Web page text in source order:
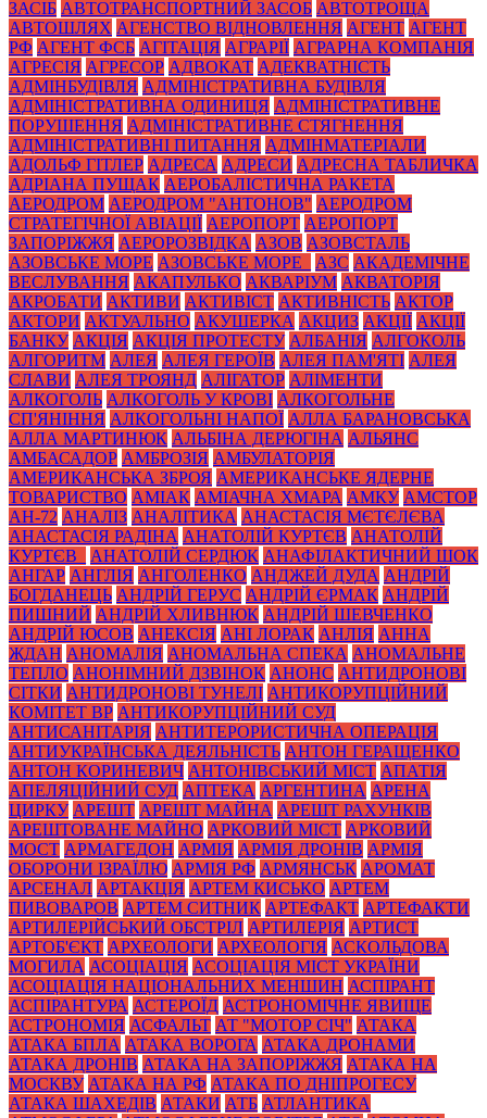
ЗАСІБ АВТОТРАНСПОРТНИЙ ЗАСОБ АВТОТРОЩА
АВТОШЛЯХ АГЕНСТВО ВІДНОВЛЕННЯ АГЕНТ АГЕНТ
РФ АГЕНТ ФСБ АГІТАЦІЯ АГРАРІЇ АГРАРНА КОМПАНІЯ
АГРЕСІЯ АГРЕСОР АДВОКАТ АДЕКВАТНІСТЬ
АДМІНБУДІВЛЯ АДМІНІСТРАТИВНА БУДІВЛЯ
АДМІНІСТРАТИВНА ОДИНИЦЯ АДМІНІСТРАТИВНЕ
ПОРУШЕННЯ АДМІНІСТРАТИВНЕ СТЯГНЕННЯ
АДМІНІСТРАТИВНІ ПИТАННЯ АДМІНМАТЕРІАЛИ
АДОЛЬФ ГІТЛЕР АДРЕСА АДРЕСИ АДРЕСНА ТАБЛИЧКА
АДРІАНА ПУЩАК АЕРОБАЛІСТИЧНА РАКЕТА
АЕРОДРОМ АЕРОДРОМ "АНТОНОВ" АЕРОДРОМ
СТРАТЕГІЧНОЇ АВІАЦІЇ АЕРОПОРТ АЕРОПОРТ
ЗАПОРІЖЖЯ АЕРОРОЗВІДКА АЗОВ АЗОВСТАЛЬ
АЗОВСЬКЕ МОРЕ АЗОВСЬКЕ МОРЕ_ АЗС АКАДЕМІЧНЕ
ВЕСЛУВАННЯ АКАПУЛЬКО АКВАРІУМ АКВАТОРІЯ
АКРОБАТИ АКТИВИ АКТИВІСТ АКТИВНІСТЬ АКТОР
АКТОРИ АКТУАЛЬНО АКУШЕРКА АКЦИЗ АКЦІЇ АКЦІЇ
БАНКУ АКЦІЯ АКЦІЯ ПРОТЕСТУ АЛБАНІЯ АЛГОКОЛЬ
АЛГОРИТМ АЛЕЯ АЛЕЯ ГЕРОЇВ АЛЕЯ ПАМ'ЯТІ АЛЕЯ
СЛАВИ АЛЕЯ ТРОЯНД АЛІГАТОР АЛІМЕНТИ
АЛКОГОЛЬ АЛКОГОЛЬ У КРОВІ АЛКОГОЛЬНЕ
СП'ЯНІННЯ АЛКОГОЛЬНІ НАПОЇ АЛЛА БАРАНОВСЬКА
АЛЛА МАРТИНЮК АЛЬБІНА ДЕРЮГІНА АЛЬЯНС
АМБАСАДОР АМБРОЗІЯ АМБУЛАТОРІЯ
АМЕРИКАНСЬКА ЗБРОЯ АМЕРИКАНСЬКЕ ЯДЕРНЕ
ТОВАРИСТВО АМІАК АМІАЧНА ХМАРА АМКУ АМСТОР
АН-72 АНАЛІЗ АНАЛІТИКА АНАСТАСІЯ МЄТЄЛЄВА
АНАСТАСІЯ РАДІНА АНАТОЛІЙ КУРТЄВ АНАТОЛІЙ
КУРТЄВ_
АНАТОЛІЙ СЕРДЮК АНАФІЛАКТИЧНИЙ ШОК
АНГАР АНГЛІЯ АНГОЛЕНКО АНДЖЕЙ ДУДА АНДРІЙ
БОГДАНЕЦЬ АНДРІЙ ГЕРУС АНДРІЙ ЄРМАК АНДРІЙ
ПИШНИЙ АНДРІЙ ХЛИВНЮК АНДРІЙ ШЕВЧЕНКО
АНДРІЙ ЮСОВ АНЕКСІЯ АНІ ЛОРАК АНЛІЯ АННА
ЖДАН АНОМАЛІЯ АНОМАЛЬНА СПЕКА АНОМАЛЬНЕ
ТЕПЛО АНОНІМНИЙ ДЗВІНОК АНОНС АНТИДРОНОВІ
СІТКИ АНТИДРОНОВІ ТУНЕЛІ АНТИКОРУПЦІЙНИЙ
КОМІТЕТ ВР АНТИКОРУПЦІЙНИЙ СУД
АНТИСАНІТАРІЯ АНТИТЕРОРИСТИЧНА ОПЕРАЦІЯ
АНТИУКРАЇНСЬКА ДЕЯЛЬНІСТЬ АНТОН ГЕРАЩЕНКО
АНТОН КОРИНЕВИЧ АНТОНІВСЬКИЙ МІСТ АПАТІЯ
АПЕЛЯЦІЙНИЙ СУД АПТЕКА АРГЕНТИНА АРЕНА
ЦИРКУ АРЕШТ АРЕШТ МАЙНА АРЕШТ РАХУНКІВ
АРЕШТОВАНЕ МАЙНО АРКОВИЙ МІСТ АРКОВИЙ
МОСТ АРМАГЕДОН АРМІЯ АРМІЯ ДРОНІВ АРМІЯ
ОБОРОНИ ІЗРАЇЛЮ АРМІЯ РФ АРМЯНСЬК АРОМАТ
АРСЕНАЛ АРТАКЦІЯ АРТЕМ КИСЬКО АРТЕМ
ПИВОВАРОВ АРТЕМ СИТНИК АРТЕФАКТ АРТЕФАКТИ
АРТИЛЕРІЙСЬКИЙ ОБСТРІЛ АРТИЛЕРІЯ АРТИСТ
АРТОБ'ЄКТ АРХЕОЛОГИ АРХЕОЛОГІЯ АСКОЛЬДОВА
МОГИЛА АСОЦІАЦІЯ АСОЦІАЦІЯ МІСТ УКРАЇНИ
АСОЦІАЦІЯ НАЦІОНАЛЬНИХ МЕНШИН АСПІРАНТ
АСПІРАНТУРА АСТЕРОЇД АСТРОНОМІЧНЕ ЯВИЩЕ
АСТРОНОМІЯ АСФАЛЬТ АТ "МОТОР СІЧ" АТАКА
АТАКА БПЛА АТАКА ВОРОГА АТАКА ДРОНАМИ
АТАКА ДРОНІВ АТАКА НА ЗАПОРІЖЖЯ АТАКА НА
МОСКВУ АТАКА НА РФ АТАКА ПО ДНІПРОГЕСУ
АТАКА ШАХЕДІВ АТАКИ АТБ АТЛАНТИКА